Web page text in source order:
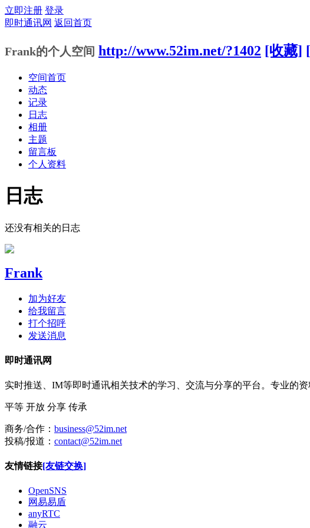
立即注册 登录
即时通讯网 返回首页
Frank的个人空间 http://www.52im.net/?1402 [收藏]
空间首页
动态
记录
日志
相册
主题
留言板
个人资料
日志
还没有相关的日志
Frank
加为好友
给我留言
打个招呼
发送消息
即时通讯网
实时推送、IM等即时通讯相关技术的学习、交流与分享的平台。专业的
平等 开放 分享 传承
商务/合作： business@52im.net
投稿/报道： contact@52im.net
友情链接[友链交换]
OpenSNS
网易易盾
anyRTC
融云